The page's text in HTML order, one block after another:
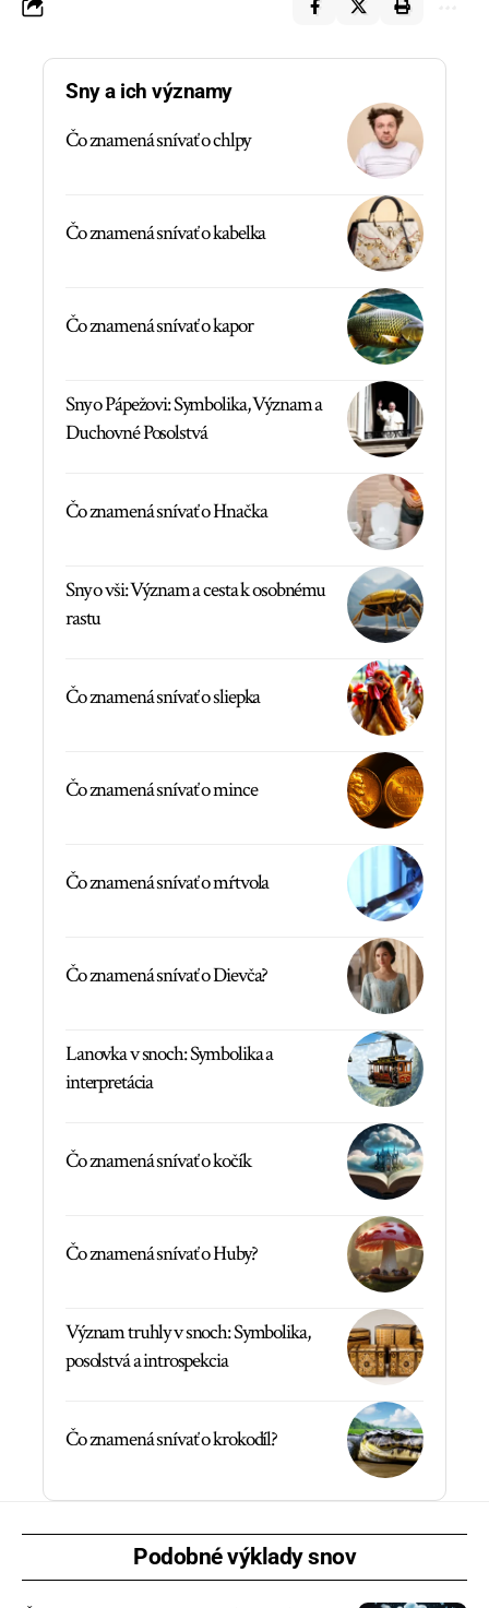
Sny a ich významy
Čo znamená snívať o chlpy
Čo znamená snívať o kabelka
Čo znamená snívať o kapor
Sny o Pápežovi: Symbolika, Význam a
Duchovné Posolstvá
Čo znamená snívať o Hnačka
Sny o vši: Význam a cesta k osobnému
rastu
Čo znamená snívať o sliepka
Čo znamená snívať o mince
Čo znamená snívať o mŕtvola
Čo znamená snívať o Dievča?
Lanovka v snoch: Symbolika a
interpretácia
Čo znamená snívať o kočík
Čo znamená snívať o Huby?
Význam truhly v snoch: Symbolika,
posolstvá a introspekcia
Čo znamená snívať o krokodíl?
Podobné výklady snov